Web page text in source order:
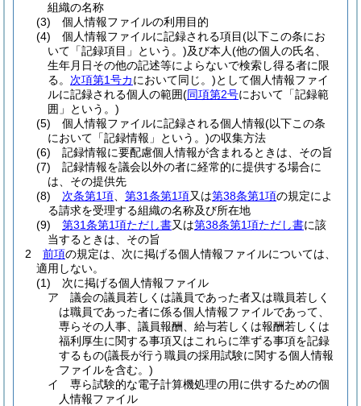
組織の名称
(3)
個人情報ファイルの利用目的
(4)
個人情報ファイルに記録される項目(以下この条にお
いて「記録項目」という。)及び本人(他の個人の氏名、
生年月日その他の記述等によらないで検索し得る者に限
る。 次項第1号カにおいて同じ。)として個人情報ファイ
ルに記録される個人の範囲(同項第2号において「記録範
囲」という。)
(5)
個人情報ファイルに記録される個人情報(以下この条
において「記録情報」という。)の収集方法
(6)
記録情報に要配慮個人情報が含まれるときは、その旨
(7)
記録情報を議会以外の者に経常的に提供する場合に
は、その提供先
(8)
次条第1項 第31条第1項又は第38条第1項の規定によ
る請求を受理する組織の名称及び所在地
(9)
第31条第1項ただし書又は第38条第1項ただし書に該
当するときは、その旨
2
前項の規定は、次に掲げる個人情報ファイルについては、
適用しない。
(1)
次に掲げる個人情報ファイル
ア
議会の議員若しくは議員であった者又は職員若しく
は職員であった者に係る個人情報ファイルであって、
専らその人事、議員報酬、給与若しくは報酬若しくは
福利厚生に関する事項又はこれらに準ずる事項を記録
するもの(議長が行う職員の採用試験に関する個人情報
ファイルを含む。)
イ
専ら試験的な電子計算機処理の用に供するための個
人情報ファイル